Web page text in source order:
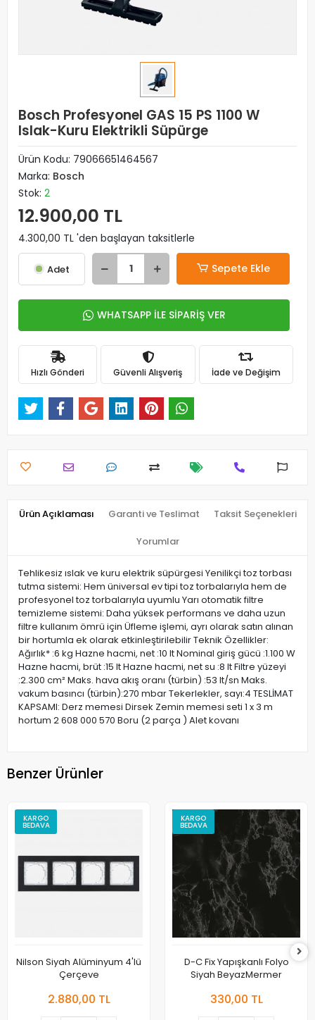
Bosch Profesyonel GAS 15 PS 1100 W
Islak-Kuru Elektrikli Süpürge
Ürün Kodu: 79066651464567
Marka: Bosch
Stok: 2
12.900,00 TL
4.300,00 TL 'den başlayan taksitlerle
Adet Sepete Ekle
WHATSAPP İLE SİPARİŞ VER
Hızlı Gönderi Güvenli Alışveriş İade ve Değişim
Ürün Açıklaması Garanti ve Teslimat Taksit Seçenekleri
Yorumlar
Tehlikesiz ıslak ve kuru elektrik süpürgesi Yenilikçi toz torbası
tutma sistemi: Hem üniversal ev tipi toz torbalarıyla hem de
profesyonel toz torbalarıyla uyumlu Yarı otomatik filtre
temizleme sistemi: Daha yüksek performans ve daha uzun
filtre kullanım ömrü için Üfleme işlemi, ayrı olarak satın alınan
bir hortumla ek olarak etkinleştirilebilir Teknik Özellikler:
Ağırlık* :6 kg Hazne hacmi, net :10 lt Nominal giriş gücü :1.100 W
Hazne hacmi, brüt :15 lt Hazne hacmi, net su :8 lt Filtre yüzeyi
:2.300 cm² Maks. hava akış oranı (türbin) :53 lt/sn Maks.
vakum basıncı (türbin):270 mbar Tekerlekler, sayı:4 TESLİMAT
KAPSAMI: Derz memesi Dirsek Zemin memesi seti 1 x 3 m
hortum 2 608 000 570 Boru (2 parça ) Alet kovanı
Benzer Ürünler
KARGO
BEDAVA
Nilson Siyah Alüminyum 4'lü
Çerçeve
2.880,00 TL
KARGO
BEDAVA
D-C Fix Yapışkanlı Folyo
Siyah BeyazMermer
330,00 TL